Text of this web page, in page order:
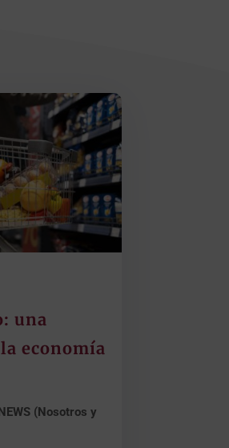
una
economía
(Nosotros y